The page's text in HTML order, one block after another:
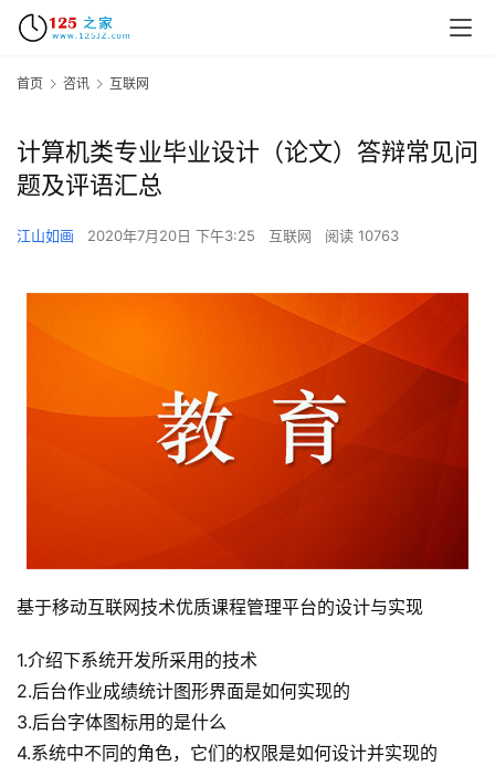
首页 咨讯 互联网
计算机类专业毕业设计（论文）答辩常见问
题及评语汇总
江山如画 2020年7月20日 下午3:25 互联网 阅读 10763
基于移动互联网技术优质课程管理平台的设计与实现
1.介绍下系统开发所采用的技术
2.后台作业成绩统计图形界面是如何实现的
3.后台字体图标用的是什么
4.系统中不同的角色，它们的权限是如何设计并实现的